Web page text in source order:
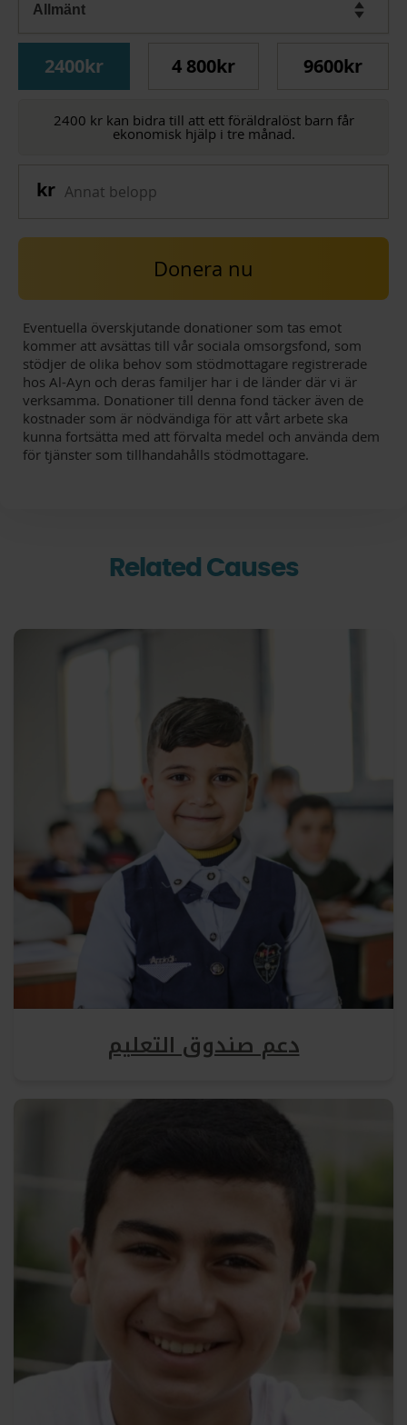
2400kr 4 800kr 9600kr
2400 kr kan bidra till att ett föräldralöst barn får
ekonomisk hjälp i tre månad.
Donera nu
Eventuella överskjutande donationer som tas emot
kommer att avsättas till vår sociala omsorgsfond, som
stödjer de olika behov som stödmottagare registrerade
hos Al-Ayn och deras familjer har i de länder där vi är
verksamma. Donationer till denna fond täcker även de
kostnader som är nödvändiga för att vårt arbete ska
kunna fortsätta med att förvalta medel och använda dem
för tjänster som tillhandahålls stödmottagare.
Related Causes
دعم صندوق التعليم